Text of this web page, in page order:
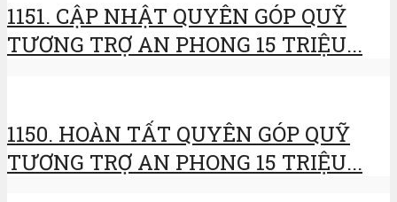
1151. CẬP NHẬT QUYÊN GÓP QUỸ
TƯƠNG TRỢ AN PHONG 15 TRIỆU...
1150. HOÀN TẤT QUYÊN GÓP QUỸ
TƯƠNG TRỢ AN PHONG 15 TRIỆU...